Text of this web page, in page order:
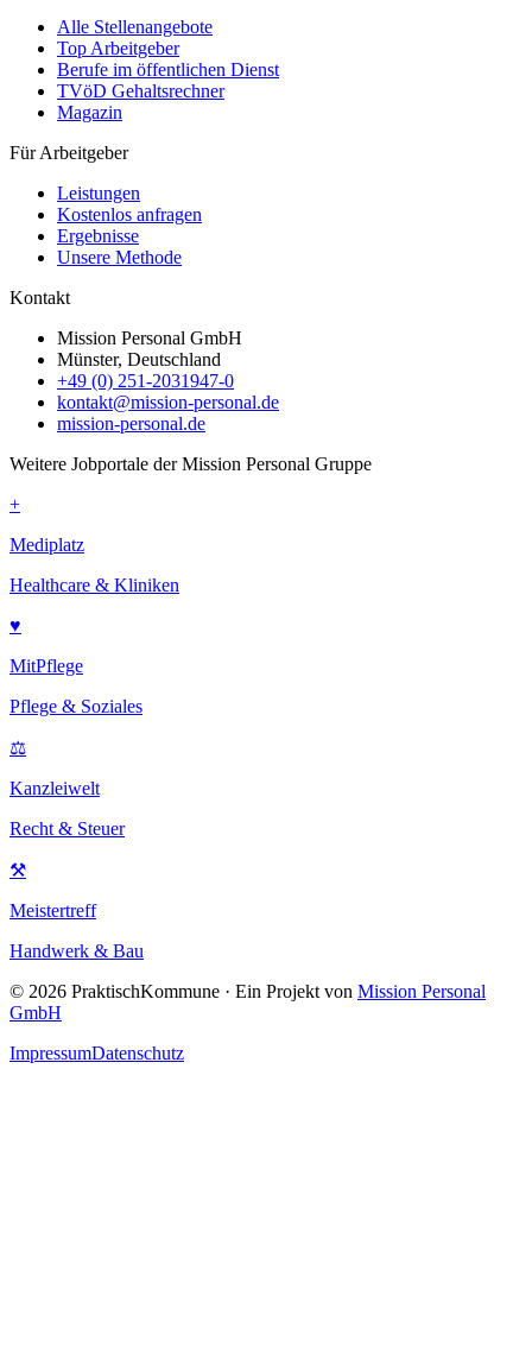
Alle Stellenangebote
Top Arbeitgeber
Berufe im öffentlichen Dienst
TVöD Gehaltsrechner
Magazin
Für Arbeitgeber
Leistungen
Kostenlos anfragen
Ergebnisse
Unsere Methode
Kontakt
Mission Personal GmbH
Münster, Deutschland
+49 (0) 251-2031947-0
kontakt@mission-personal.de
mission-personal.de
Weitere Jobportale der Mission Personal Gruppe
+
Mediplatz
Healthcare & Kliniken
♥
MitPflege
Pflege & Soziales
⚖
Kanzleiwelt
Recht & Steuer
⚒
Meistertreff
Handwerk & Bau
© 2026 PraktischKommune · Ein Projekt von Mission Personal
GmbH
ImpressumDatenschutz